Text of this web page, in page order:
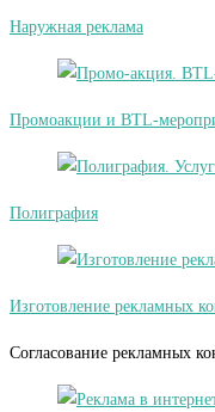
Наружная реклама
Промоакции и BTL-
Полиграфия
Изготовление рекламных
Согласование рекламных